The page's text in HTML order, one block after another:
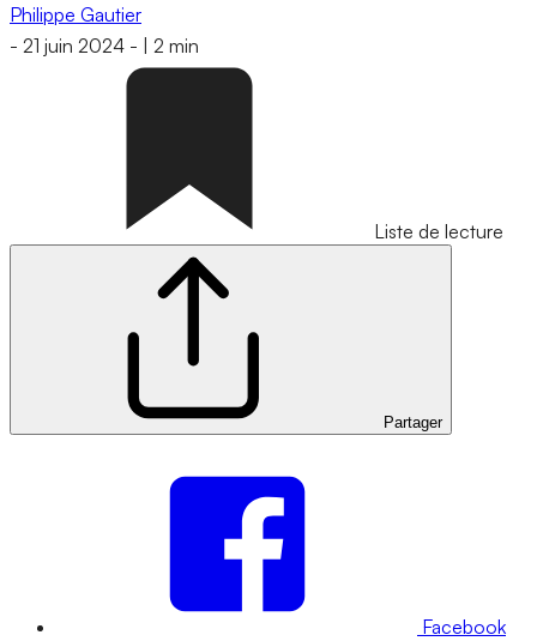
Philippe Gautier
- 21 juin 2024 - 2 min
Liste de lecture
Partager
Facebook